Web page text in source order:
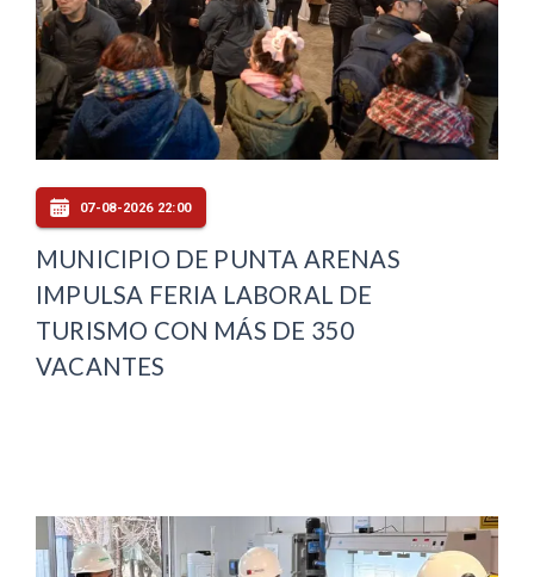
07-08-2026 22:00
MUNICIPIO DE PUNTA ARENAS
IMPULSA FERIA LABORAL DE
TURISMO CON MÁS DE 350
VACANTES